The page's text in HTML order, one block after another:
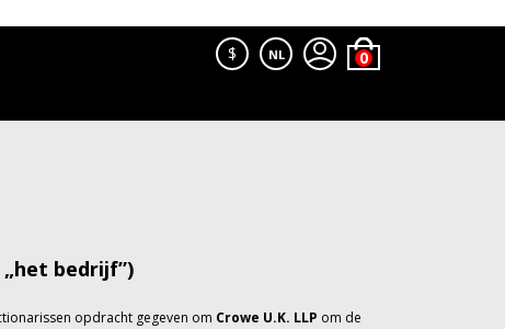
$ NL
bedrijf”)
opdracht gegeven om Crowe U.K. LLP om de